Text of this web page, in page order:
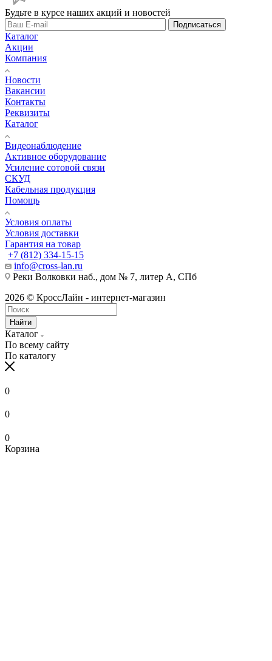
Будьте в курсе наших акций и новостей
Подписаться
Каталог
Акции
Компания
Новости
Вакансии
Контакты
Реквизиты
Каталог
Видеонаблюдение
Активное оборудование
Усиление сотовой связи
СКУД
Кабельная продукция
Помощь
Условия оплаты
Условия доставки
Гарантия на товар
+7 (812) 334-15-15
info@cross-lan.ru
Реки Волковки наб., дом № 7, литер А, СПб
2026 © КроссЛайн - интернет-магазин
Найти
Каталог
По всему сайту
По каталогу
0
0
0
Корзина